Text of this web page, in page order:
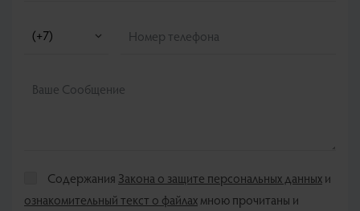
Содержания Закона о защите персональных данныхи
ознакомительный текст о файлахмною прочитаны и